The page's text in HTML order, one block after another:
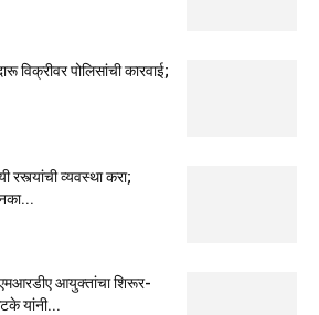
विक्रीवर पोलिसांची कारवाई;
रस्त्यांची व्यवस्था करा;
आयुक्तांचा शिरूर-
यांनी...